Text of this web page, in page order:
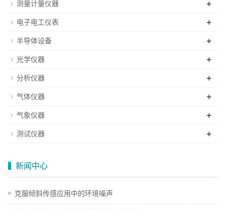
测量计量仪器 +
电子电工仪表 +
半导体设备 +
光学仪器 +
分析仪器 +
气体仪器 +
气象仪器 +
测试仪器 +
新闻中心
克服倾斜传感应用中的环境噪声